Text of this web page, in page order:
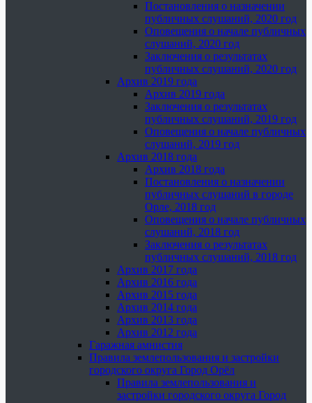
Постановления о назначении
публичных слушаний, 2020 год
Оповещения о начале публичных
слушаний, 2020 год
Заключения о результатах
публичных слушаний, 2020 год
Архив 2019 года
Архив 2019 года
Заключения о результатах
публичных слушаний, 2019 год
Оповещения о начале публичных
слушаний, 2019 год
Архив 2018 года
Архив 2018 года
Постановления о назначении
публичных слушаний в городе
Орле, 2018 год
Оповещения о начале публичных
слушаний, 2018 год
Заключения о результатах
публичных слушаний, 2018 год
Архив 2017 года
Архив 2016 года
Архив 2015 года
Архив 2014 года
Архив 2013 года
Архив 2012 года
Гаражная амнистия
Правила землепользования и застройки
городского округа Город Орёл
Правила землепользования и
застройки городского округа Город